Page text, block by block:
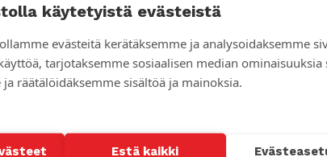
käytetyistä evästeistä
evästeitä kerätäksemme ja analysoidaksemme
tarjotaksemme sosiaalisen median ominaisuuksia
räätälöidäksemme sisältöä ja mainoksia.
Estä kaikki
kuolemalla on ollut. Omien
köyhimpiä. Tiedän miltä
Kokemukseni ovat tehneet
kun evankelistat
kirkon jäsen vuonna